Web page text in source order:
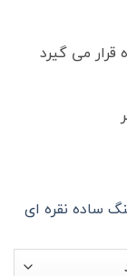
می گیرد
ساده نقره ای